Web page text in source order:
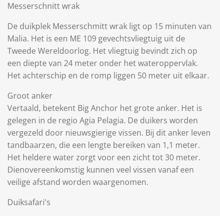
Messerschnitt wrak
De duikplek Messerschmitt wrak ligt op 15 minuten van
Malia. Het is een ME 109 gevechtsvliegtuig uit de
Tweede Wereldoorlog. Het vliegtuig bevindt zich op
een diepte van 24 meter onder het wateroppervlak.
Het achterschip en de romp liggen 50 meter uit elkaar.
Groot anker
Vertaald, betekent Big Anchor het grote anker. Het is
gelegen in de regio Agia Pelagia. De duikers worden
vergezeld door nieuwsgierige vissen. Bij dit anker leven
tandbaarzen, die een lengte bereiken van 1,1 meter.
Het heldere water zorgt voor een zicht tot 30 meter.
Dienovereenkomstig kunnen veel vissen vanaf een
veilige afstand worden waargenomen.
Duiksafari's